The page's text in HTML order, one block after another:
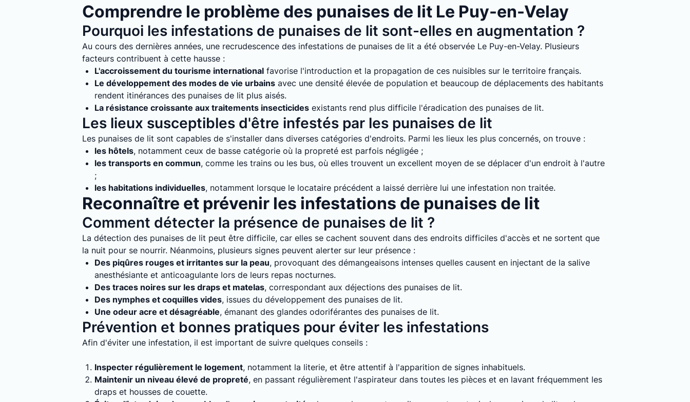
Comprendre le problème des punaises de lit Le Puy-en-Velay
Pourquoi les infestations de punaises de lit sont-elles en augmentation ?
Au cours des dernières années, une recrudescence des infestations de punaises de lit a été observée Le Puy-en-Velay. Plusieurs
facteurs contribuent à cette hausse :
L'accroissement du tourisme international favorise l'introduction et la propagation de ces nuisibles sur le territoire français.
Le développement des modes de vie urbains avec une densité élevée de population et beaucoup de déplacements des habitants
rendent itinérances des punaises de lit plus aisés.
La résistance croissante aux traitements insecticides existants rend plus difficile l'éradication des punaises de lit.
Les lieux susceptibles d'être infestés par les punaises de lit
Les punaises de lit sont capables de s'installer dans diverses catégories d'endroits. Parmi les lieux les plus concernés, on trouve :
les hôtels, notamment ceux de basse catégorie où la propreté est parfois négligée ;
les transports en commun, comme les trains ou les bus, où elles trouvent un excellent moyen de se déplacer d'un endroit à l'autre
;
les habitations individuelles, notamment lorsque le locataire précédent a laissé derrière lui une infestation non traitée.
Reconnaître et prévenir les infestations de punaises de lit
Comment détecter la présence de punaises de lit ?
La détection des punaises de lit peut être difficile, car elles se cachent souvent dans des endroits difficiles d'accès et ne sortent que
la nuit pour se nourrir. Néanmoins, plusieurs signes peuvent alerter sur leur présence :
Des piqûres rouges et irritantes sur la peau, provoquant des démangeaisons intenses quelles causent en injectant de la salive
anesthésiante et anticoagulante lors de leurs repas nocturnes.
Des traces noires sur les draps et matelas, correspondant aux déjections des punaises de lit.
Des nymphes et coquilles vides, issues du développement des punaises de lit.
Une odeur acre et désagréable, émanant des glandes odoriférantes des punaises de lit.
Prévention et bonnes pratiques pour éviter les infestations
Afin d'éviter une infestation, il est important de suivre quelques conseils :
Inspecter régulièrement le logement, notamment la literie, et être attentif à l'apparition de signes inhabituels.
Maintenir un niveau élevé de propreté, en passant régulièrement l'aspirateur dans toutes les pièces et en lavant fréquemment les
draps et housses de couette.